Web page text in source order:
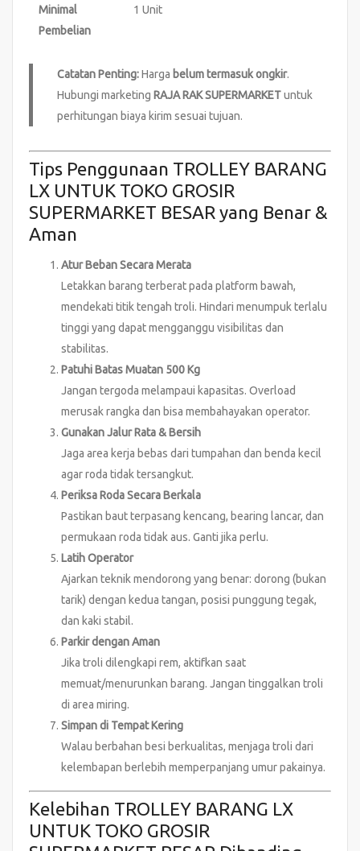
Minimal
Pembelian
1 Unit
Catatan Penting:Harga belum termasuk ongkir.
Hubungi marketing RAJA RAK SUPERMARKETuntuk
perhitungan biaya kirim sesuai tujuan.
Tips Penggunaan TROLLEY BARANG
LX UNTUK TOKO GROSIR
SUPERMARKET BESAR yang Benar &
Aman
Atur Beban Secara Merata
Letakkan barang terberat pada platform bawah,
mendekati titik tengah troli. Hindari menumpuk terlalu
tinggi yang dapat mengganggu visibilitas dan
stabilitas.
Patuhi Batas Muatan 500 Kg
Jangan tergoda melampaui kapasitas. Overload
merusak rangka dan bisa membahayakan operator.
Gunakan Jalur Rata & Bersih
Jaga area kerja bebas dari tumpahan dan benda kecil
agar roda tidak tersangkut.
Periksa Roda Secara Berkala
Pastikan baut terpasang kencang, bearing lancar, dan
permukaan roda tidak aus. Ganti jika perlu.
Latih Operator
Ajarkan teknik mendorong yang benar: dorong (bukan
tarik) dengan kedua tangan, posisi punggung tegak,
dan kaki stabil.
Parkir dengan Aman
Jika troli dilengkapi rem, aktifkan saat
memuat/menurunkan barang. Jangan tinggalkan troli
di area miring.
Simpan di Tempat Kering
Walau berbahan besi berkualitas, menjaga troli dari
kelembapan berlebih memperpanjang umur pakainya.
Kelebihan TROLLEY BARANG LX
UNTUK TOKO GROSIR